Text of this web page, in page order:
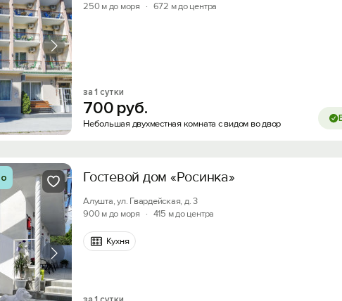
250 м до моря
· 672 м до центра
за 1 сутки
700 руб.
Небольшая двухместная комната с видом во двор
Гостевой дом «Росинка»
Алушта, ул. Гвардейская, д. 3
900 м до моря
· 415 м до центра
Кухня